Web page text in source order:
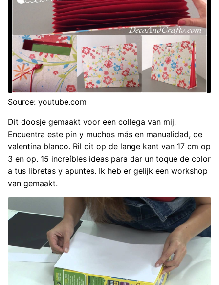
Source: youtube.com
Dit doosje gemaakt voor een collega van mij.
Encuentra este pin y muchos más en manualidad, de
valentina blanco. Ril dit op de lange kant van 17 cm op
3 en op. 15 increíbles ideas para dar un toque de color
a tus libretas y apuntes. Ik heb er gelijk een workshop
van gemaakt.